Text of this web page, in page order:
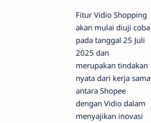
Fitur Vidio Shopping
akan mulai diuji coba
pada tanggal 25 Juli
2025 dan
merupakan tindakan
nyata dari kerja sama
antara Shopee
dengan Vidio dalam
menyajikan inovasi